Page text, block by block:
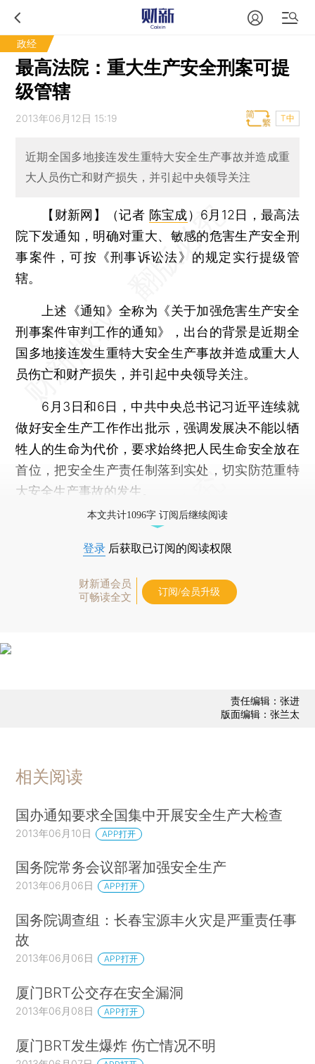
政经
最高法院：重大生产安全刑案可提
级管辖
2013年06月12日 15:19 T中
近期全国多地接连发生重特大安全生产事故并造成重
大人员伤亡和财产损失，并引起中央领导关注
【财新网】（记者 陈宝成） 6月12日，最高法
院下发通知，明确对重大、敏感的危害生产安全刑
事案件，可按《刑事诉讼法》的规定实行提级管
辖。
上述《通知》全称为《关于加强危害生产安全
刑事案件审判工作的通知》，出台的背景是近期全
国多地接连发生重特大安全生产事故并造成重大人
员伤亡和财产损失，并引起中央领导关注。
6月3日和6日，中共中央总书记习近平连续就
做好安全生产工作作出批示，强调发展决不能以牺
牲人的生命为代价，要求始终把人民生命安全放在
首位，把安全生产责任制落到实处，切实防范重特
大安全生产事故的发生。
本文共计1096字 订阅后继续阅读
登录 后获取已订阅的阅读权限
财新通会员
可畅读全文
订阅/会员升级
责任编辑：张进
版面编辑：张兰太
相关阅读
国办通知要求全国集中开展安全生产大检查
2013年06月10日 APP打开
国务院常务会议部署加强安全生产
2013年06月06日 APP打开
国务院调查组：长春宝源丰火灾是严重责任事
故
2013年06月06日 APP打开
厦门BRT公交存在安全漏洞
2013年06月08日 APP打开
厦门BRT发生爆炸 伤亡情况不明